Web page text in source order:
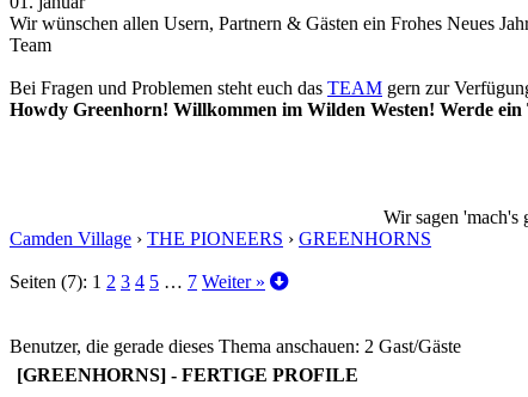
Wir wünschen allen Usern, Partnern & Gästen ein Frohes Neues
Team
Bei Fragen und Problemen steht euch das TEAM gern zur
Howdy Greenhorn! Willkommen im Wilden Westen! Werde
Wir sagen 'mach's
Camden Village › THE PIONEERS › GREENHORNS
Seiten (7): 1 2 3 4 5 … 7 Weiter »
Benutzer, die gerade dieses Thema anschauen: 2 Gast/Gäste
[GREENHORNS] - FERTIGE PROFILE